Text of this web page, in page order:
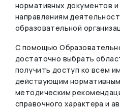
нормативных документов
направлениям
образовательной
С помощью
достаточно выбрать
получить доступ ко всем
действующим
методическим
справочного характера и